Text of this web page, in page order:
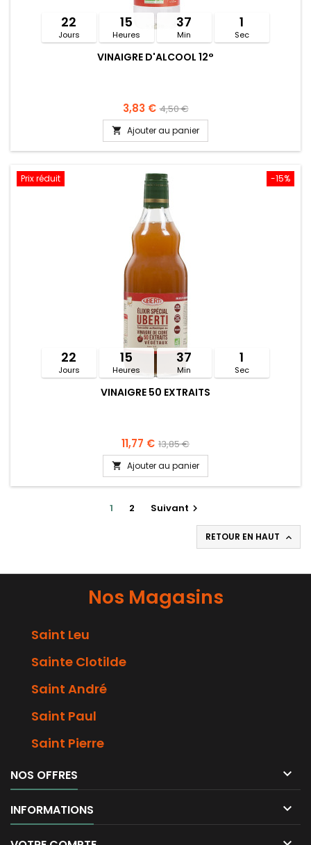
22
Jours
15
Heures
37
Min
1
Sec
VINAIGRE D'ALCOOL 12°
3,83 € 4,50 €
 Ajouter au panier
-15%
Prix réduit
22
Jours
15
Heures
37
Min
1
Sec
VINAIGRE 50 EXTRAITS
11,77 € 13,85 €
 Ajouter au panier
1 2 Suivant 
RETOUR EN HAUT 
Nos Magasins
Saint Leu
Sainte Clotilde
Saint André
Saint Paul
Saint Pierre
NOS OFFRES 
INFORMATIONS 